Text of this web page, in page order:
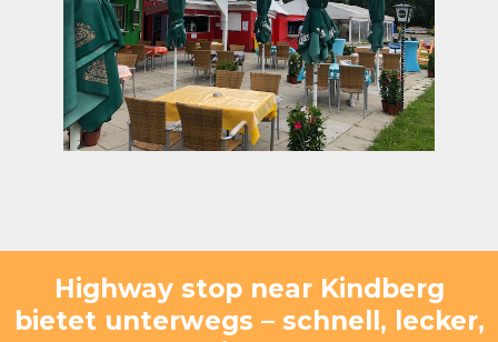
Highway stop near Kindberg
bietet unterwegs – schnell, lecker,